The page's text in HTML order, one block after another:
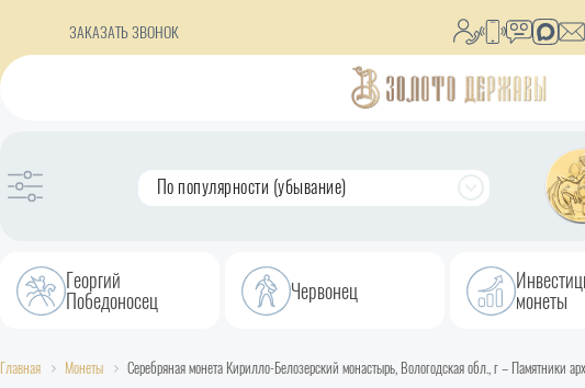
ЗАКАЗАТЬ ЗВОНОК
По популярности (убывание)
Георгий
Победоносец Червонец монеты
Главная Монеты Серебряная монета Кирилло-Белозерский монастырь, Вологодская обл., г – Памятники